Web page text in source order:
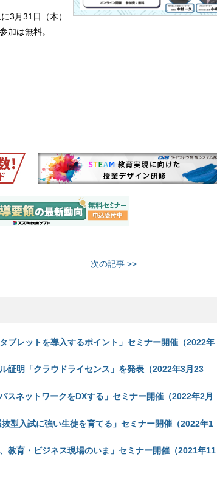
3月31日（木）
加は無料。
次の記事 >>
ブレットを導入するポイント」セミナー開催（2022年
証明「クラウドライセンス」を発表（2022年3月23
スネットワークをDXする」セミナー開催（2022年2月
型入試に強い生徒を育てる」セミナー開催（2022年1
教育・ビジネス現場のいま」セミナー開催（2021年11